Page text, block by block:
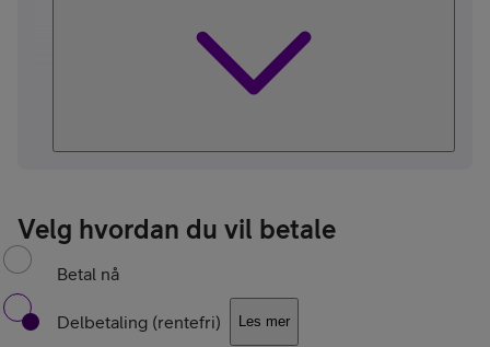
Velg hvordan du vil betale
Betal nå
Delbetaling (rentefri) Les mer